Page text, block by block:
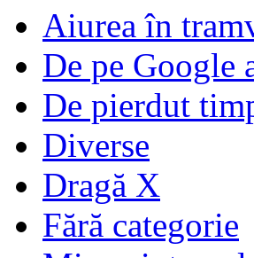
Aiurea în
De pe Google
De pierdut
Diverse
Dragă X
Fără categorie